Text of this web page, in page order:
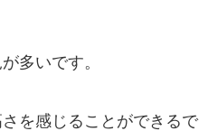
多いです。
を感じることができるで